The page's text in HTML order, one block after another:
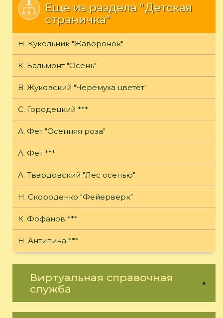
Еще из раздела "Детская
страничка"
Н. Кукольник "Жаворонок"
К. Бальмонт "Осень"
В. Жуковский "Черёмуха цветёт"
С. Городецкий ***
А. Фет "Осенняя роза"
А. Фет ***
А. Твардовский "Лес осенью"
Н. Скороденко "Фейерверк"
К. Фофанов ***
Н. Антипина ***
Виртуальная справочная
служба